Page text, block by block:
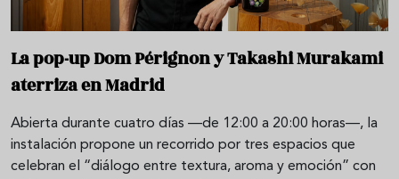
La pop-up Dom Pérignon y Takashi Murakami
aterriza en Madrid
Abierta durante cuatro días —de 12:00 a 20:00 horas—, la
instalación propone un recorrido por tres espacios que
celebran el “diálogo entre textura, aroma y emoción” con